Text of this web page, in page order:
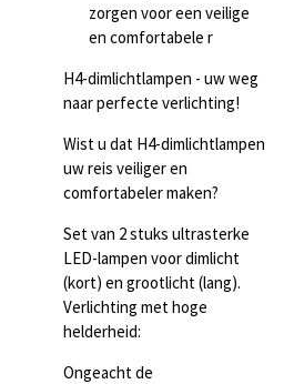
zorgen voor een veilige
en comfortabele r
H4-dimlichtlampen - uw weg
naar perfecte verlichting!
Wist u dat H4-dimlichtlampen
uw reis veiliger en
comfortabeler maken?
Set van 2 stuks ultrasterke
LED-lampen voor dimlicht
(kort) en grootlicht (lang).
Verlichting met hoge
helderheid:
Ongeacht de